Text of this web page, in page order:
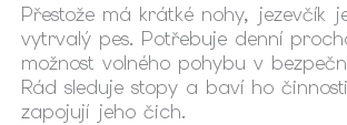
Přestože má krátké nohy, jezevčík
vytrvalý pes. Potřebuje denní
možnost volného pohybu v
Rád sleduje stopy a baví ho
zapojují jeho čich.